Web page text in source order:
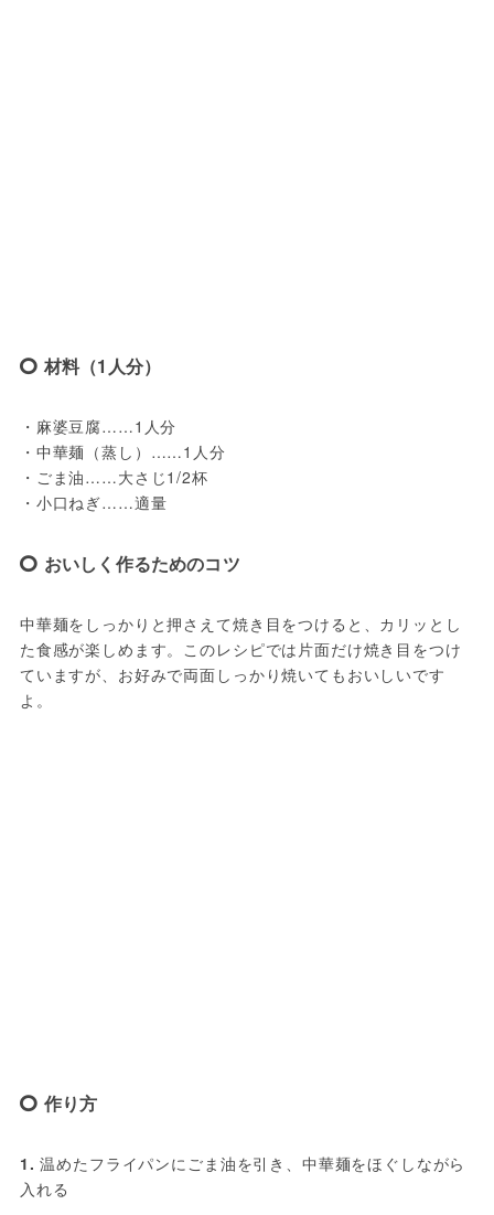
材料（1人分）
・麻婆豆腐……1人分
・中華麺（蒸し）……1人分
・ごま油……大さじ1/2杯
・小口ねぎ……適量
おいしく作るためのコツ
中華麺をしっかりと押さえて焼き目をつけると、カリッとし
た食感が楽しめます。このレシピでは片面だけ焼き目をつけ
ていますが、お好みで両面しっかり焼いてもおいしいです
よ。
作り方
1. 温めたフライパンにごま油を引き、中華麺をほぐしながら
入れる